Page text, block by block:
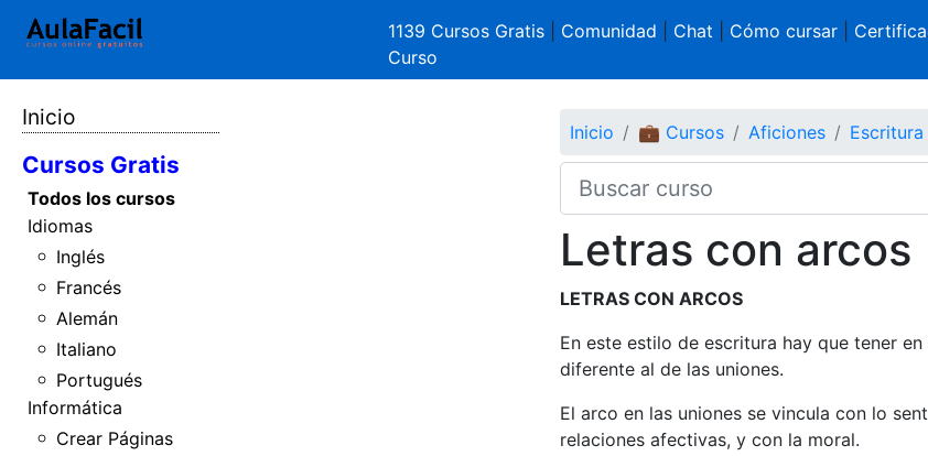
1139 Cursos Gratis Comunidad Chat Cómo cursar|
Curso
Inicio
Cursos Gratis
Todos los cursos
Idiomas
Inglés
Francés
Alemán
Italiano
Portugués
Informática
Crear Páginas
Inicio 💼 Cursos Aficiones Escritura
Letras con arcos
LETRAS CON ARCOS
En este estilo de escritura hay que tener
diferente al de las uniones.
El arco en las uniones se vincula con lo
relaciones afectivas, y con la moral.